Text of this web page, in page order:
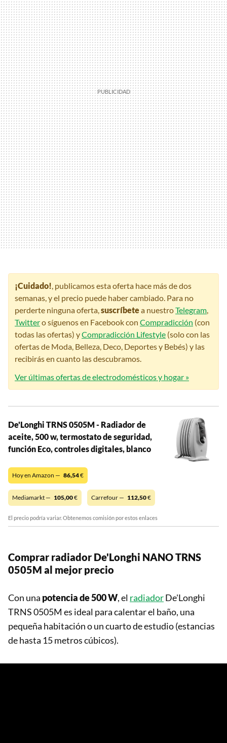
¡Cuidado!, publicamos esta oferta hace más de dos
semanas, y el precio puede haber cambiado. Para no
perderte ninguna oferta,suscríbetea nuestroTelegram,
Twittero síguenos en Facebook con Compradicción (con
todas las ofertas) yCompradicción Lifestyle (solo con las
ofertas de Moda, Belleza, Deco, Deportes y Bebés) y las
recibirás en cuanto las descubramos.
Ver últimas ofertas de electrodomésticos y hogar »
De'Longhi TRNS 0505M - Radiador de
aceite, 500 w, termostato de seguridad,
función Eco, controles digitales, blanco
Hoy en Amazon — 86,54€
Mediamarkt — 105,00€ Carrefour — 112,50€
El precio podría variar. Obtenemos comisión por estos enlaces
Comprar radiador De'Longhi NANO TRNS
0505M al mejor precio
Con una potencia de 500 W, el radiadorDe'Longhi
TRNS 0505M es ideal para calentar el baño, una
pequeña habitación o un cuarto de estudio (estancias
de hasta 15 metros cúbicos).